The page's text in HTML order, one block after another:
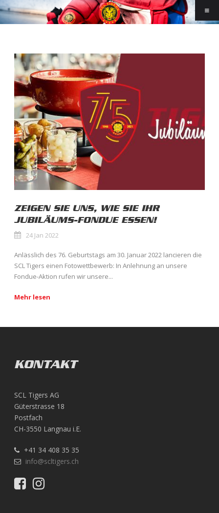
ZEIGEN SIE UNS, WIE SIE IHR
JUBILÄUMS-FONDUE ESSEN!
24 Jan 2022
Anlässlich des 76. Geburtstags am 30. Januar 2022 lancieren die
SCL Tigers einen Fotowettbewerb: In Anlehnung an unsere
Fondue-Aktion rufen wir unsere...
Mehr lesen
KONTAKT
SCL Tigers AG
Güterstrasse 18
Postfach
CH-3550 Langnau i.E.
+41 34 408 35 35
info@scltigers.ch